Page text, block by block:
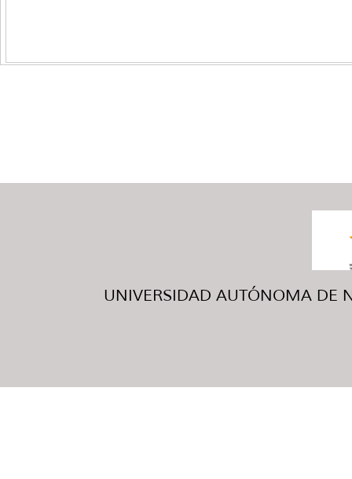
UNIVERSIDAD AUTÓNOMA DE